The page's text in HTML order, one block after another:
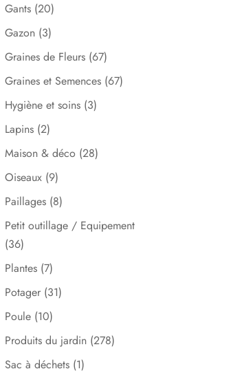
Gants (20)
Gazon (3)
Graines de Fleurs (67)
Graines et Semences (67)
Hygiène et soins (3)
Lapins (2)
Maison & déco (28)
Oiseaux (9)
Paillages (8)
Petit outillage / Equipement
(36)
Plantes (7)
Potager (31)
Poule (10)
Produits du jardin (278)
Sac à déchets (1)